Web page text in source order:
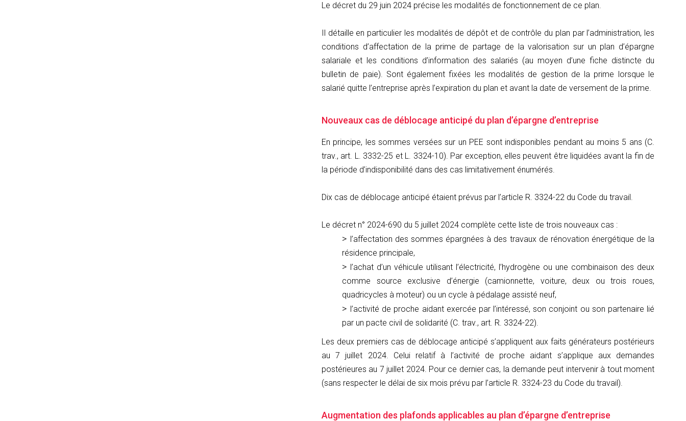
Le décret du 29 juin 2024 précise les modalités de fonctionnement de ce plan.
Il détaille en particulier les modalités de dépôt et de contrôle du plan par l’administration, les
conditions d’affectation de la prime de partage de la valorisation sur un plan d’épargne
salariale et les conditions d’information des salariés (au moyen d’une fiche distincte du
bulletin de paie). Sont également fixées les modalités de gestion de la prime lorsque le
salarié quitte l’entreprise après l’expiration du plan et avant la date de versement de la prime.
Nouveaux cas de déblocage anticipé du plan d’épargne d’entreprise
En principe, les sommes versées sur un PEE sont indisponibles pendant au moins 5 ans (C.
trav., art. L. 3332-25 et L. 3324-10). Par exception, elles peuvent être liquidées avant la fin de
la période d’indisponibilité dans des cas limitativement énumérés.
Dix cas de déblocage anticipé étaient prévus par l’article R. 3324-22 du Code du travail.
Le décret n° 2024-690 du 5 juillet 2024 complète cette liste de trois nouveaux cas :
l’affectation des sommes épargnées à des travaux de rénovation énergétique de la
résidence principale,
l’achat d’un véhicule utilisant l’électricité, l’hydrogène ou une combinaison des deux
comme source exclusive d’énergie (camionnette, voiture, deux ou trois roues,
quadricycles à moteur) ou un cycle à pédalage assisté neuf,
l’activité de proche aidant exercée par l’intéressé, son conjoint ou son partenaire lié
par un pacte civil de solidarité (C. trav., art. R. 3324-22).
Les deux premiers cas de déblocage anticipé s’appliquent aux faits générateurs postérieurs
au 7 juillet 2024. Celui relatif à l’activité de proche aidant s’applique aux demandes
postérieures au 7 juillet 2024. Pour ce dernier cas, la demande peut intervenir à tout moment
(sans respecter le délai de six mois prévu par l’article R. 3324-23 du Code du travail).
Augmentation des plafonds applicables au plan d’épargne d’entreprise